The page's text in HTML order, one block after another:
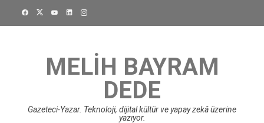
MELIH BAYRAM
DEDE
Gazeteci-Yazar. Teknoloji, dijital kültür ve yapay zekâ üzerine
yazıyor.